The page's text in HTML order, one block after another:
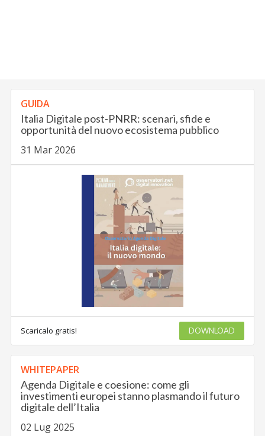
GUIDA
Italia Digitale post-PNRR: scenari, sfide e
opportunità del nuovo ecosistema pubblico
31 Mar 2026
Scaricalo gratis! DOWNLOAD
WHITEPAPER
Agenda Digitale e coesione: come gli
investimenti europei stanno plasmando il futuro
digitale dell’Italia
02 Lug 2025